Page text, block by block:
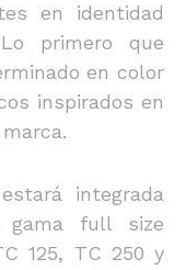
en identidad
primero que
en color
inspirados en
integrada
gama full size
125, TC 250 y